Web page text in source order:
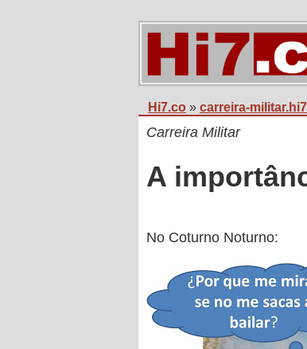
Hi7.co » carreira-
Carreira Militar
A
No Coturno Noturno: